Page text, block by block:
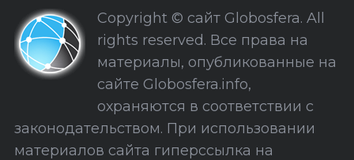
и
С
а
а
Copyright © сайт Globosfera. All
rights reserved. Все права на
материалы, опубликованные на
сайте Globosfera.info,
охраняются в соответствии с
законодательством. При использовании
материалов сайта гиперссылка на
f
o
r
: